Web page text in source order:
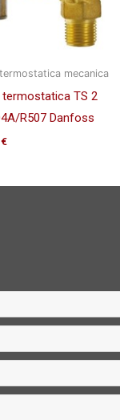
mecanica
termostatica TS 2
R507 Danfoss
€